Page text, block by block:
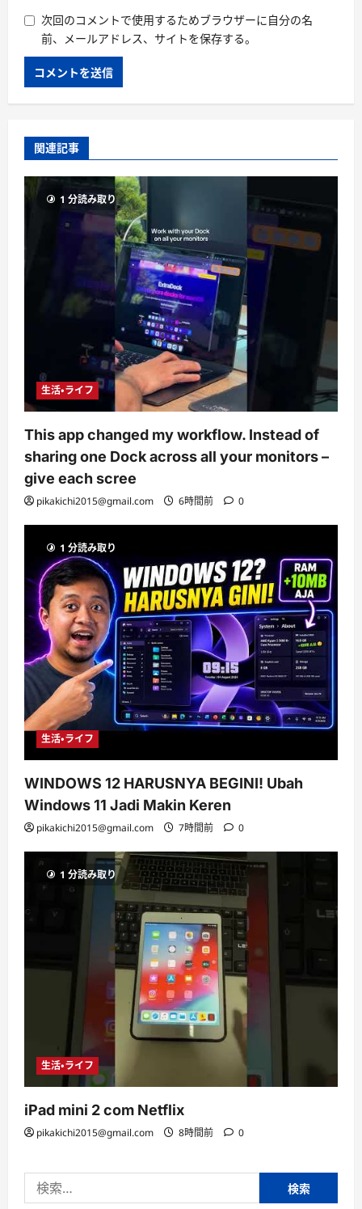
次回のコメントで使用するためブラウザーに自分の名
前、メールアドレス、サイトを保存する。
関連記事
1 分読み取り
生活・ライフ
This app changed my workflow. Instead of
sharing one Dock across all your monitors –
give each scree
pikakichi2015@gmail.com 6時間前 0
1 分読み取り
生活・ライフ
WINDOWS 12 HARUSNYA BEGINI! Ubah
Windows 11 Jadi Makin Keren
pikakichi2015@gmail.com 7時間前 0
1 分読み取り
生活・ライフ
iPad mini 2 com Netflix
pikakichi2015@gmail.com 8時間前 0
索: